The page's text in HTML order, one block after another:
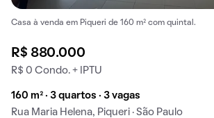
Casa à venda em Piqueri de 160 m² com quintal.
R$ 880.000
R$ 0 Condo. + IPTU
160 m² · 3 quartos · 3 vagas
Rua Maria Helena, Piqueri · São Paulo